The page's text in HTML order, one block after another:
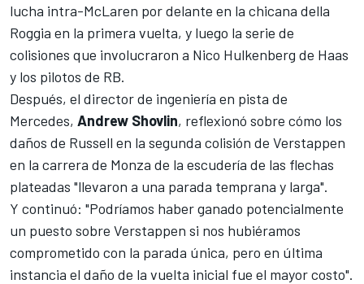
lucha intra-McLaren por delante en la chicana della
Roggia en la primera vuelta, y luego la serie de
colisiones que involucraron a Nico Hulkenberg de Haas
y los pilotos de RB.
Después, el director de ingeniería en pista de
Mercedes, Andrew Shovlin, reflexionó sobre cómo los
daños de Russell en la segunda colisión de Verstappen
en la carrera de Monza de la escudería de las flechas
plateadas "llevaron a una parada temprana y larga".
Y continuó: "Podríamos haber ganado potencialmente
un puesto sobre Verstappen si nos hubiéramos
comprometido con la parada única, pero en última
instancia el daño de la vuelta inicial fue el mayor costo".